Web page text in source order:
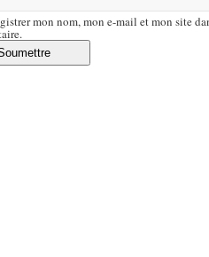
mon nom, mon e-mail et mon site